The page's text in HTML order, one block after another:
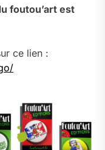
foutou’art est
ce lien :